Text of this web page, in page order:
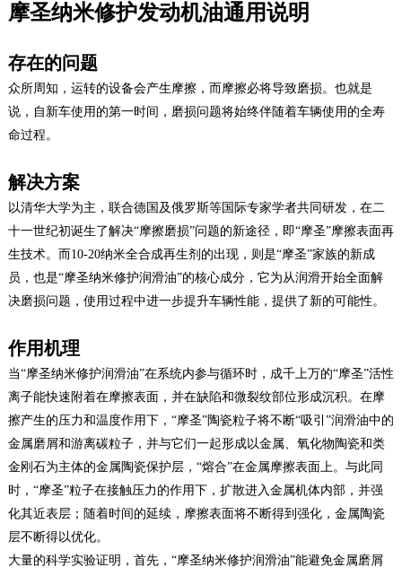
摩圣纳米修护发动机油通用说明
存在的问题
众所周知，运转的设备会产生摩擦，而摩擦必将导致磨损。也就是
说，自新车使用的第一时间，磨损问题将始终伴随着车辆使用的全寿
命过程。
解决方案
以清华大学为主，联合德国及俄罗斯等国际专家学者共同研发，在二
十一世纪初诞生了解决“摩擦磨损”问题的新途径，即“摩圣”摩擦表面再
生技术。而10-20纳米全合成再生剂的出现，则是“摩圣”家族的新成
员，也是“摩圣纳米修护润滑油”的核心成分，它为从润滑开始全面解
决磨损问题，使用过程中进一步提升车辆性能，提供了新的可能性。
作用机理
当“摩圣纳米修护润滑油”在系统内参与循环时，成千上万的“摩圣”活性
离子能快速附着在摩擦表面，并在缺陷和微裂纹部位形成沉积。在摩
擦产生的压力和温度作用下，“摩圣”陶瓷粒子将不断“吸引”润滑油中的
金属磨屑和游离碳粒子，并与它们一起形成以金属、氧化物陶瓷和类
金刚石为主体的金属陶瓷保护层，“熔合”在金属摩擦表面上。与此同
时，“摩圣”粒子在接触压力的作用下，扩散进入金属机体内部，并强
化其近表层；随着时间的延续，摩擦表面将不断得到强化，金属陶瓷
层不断得以优化。
大量的科学实验证明，首先，“摩圣纳米修护润滑油”能避免金属磨屑